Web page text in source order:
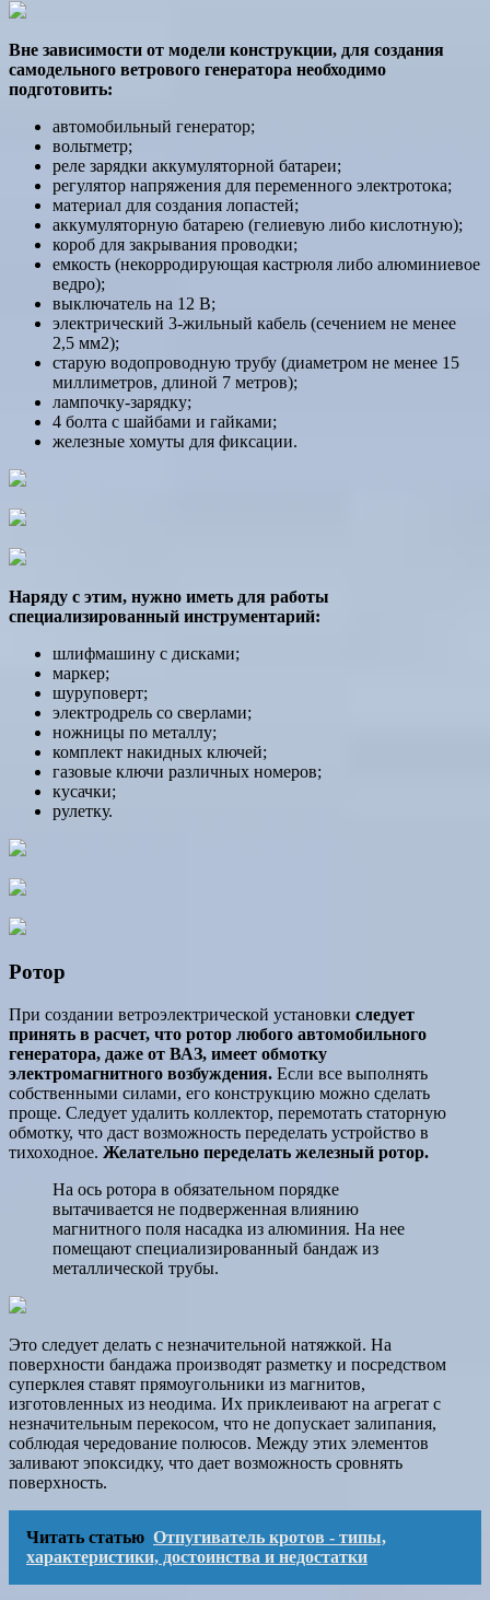
Вне зависимости от модели конструкции, для создания
самодельного ветрового генератора необходимо
подготовить:
автомобильный генератор;
вольтметр;
реле зарядки аккумуляторной батареи;
регулятор напряжения для переменного электротока;
материал для создания лопастей;
аккумуляторную батарею (гелиевую либо кислотную);
короб для закрывания проводки;
емкость (некорродирующая кастрюля либо алюминиевое
ведро);
выключатель на 12 В;
электрический 3-жильный кабель (сечением не менее
2,5 мм2);
старую водопроводную трубу (диаметром не менее 15
миллиметров, длиной 7 метров);
лампочку-зарядку;
4 болта с шайбами и гайками;
железные хомуты для фиксации.
Наряду с этим, нужно иметь для работы
специализированный инструментарий:
шлифмашину с дисками;
маркер;
шуруповерт;
электродрель со сверлами;
ножницы по металлу;
комплект накидных ключей;
газовые ключи различных номеров;
кусачки;
рулетку.
Ротор
При создании ветроэлектрической установки следует
принять в расчет, что ротор любого автомобильного
генератора, даже от ВАЗ, имеет обмотку
электромагнитного возбуждения. Если все выполнять
собственными силами, его конструкцию можно сделать
проще. Следует удалить коллектор, перемотать статорную
обмотку, что даст возможность переделать устройство в
тихоходное. Желательно переделать железный ротор.
На ось ротора в обязательном порядке
вытачивается не подверженная влиянию
магнитного поля насадка из алюминия. На нее
помещают специализированный бандаж из
металлической трубы.
Это следует делать с незначительной натяжкой. На
поверхности бандажа производят разметку и посредством
суперклея ставят прямоугольники из магнитов,
изготовленных из неодима. Их приклеивают на агрегат с
незначительным перекосом, что не допускает залипания,
соблюдая чередование полюсов. Между этих элементов
заливают эпоксидку, что дает возможность сровнять
поверхность.
Читать статью Отпугиватель кротов - типы,
характеристики, достоинства и недостатки